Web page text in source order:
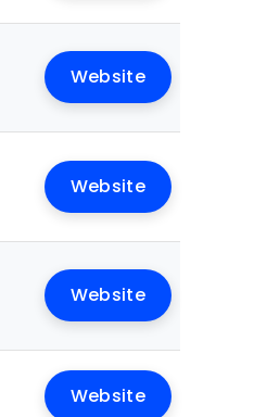
Website
Website
Website
Website